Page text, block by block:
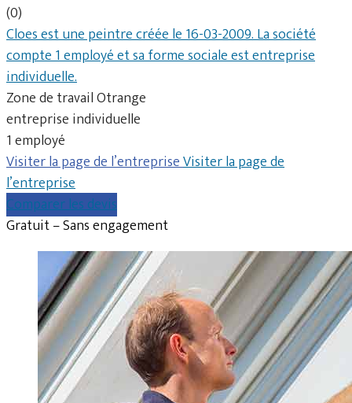
(0)
Cloes est une peintre créée le 16-03-2009. La société
compte 1 employé et sa forme sociale est entreprise
individuelle.
Zone de travail Otrange
entreprise individuelle
1 employé
Visiter la page de l’entrepriseVisiter la page de
l’entreprise
Comparer les devis
Gratuit – Sans engagement